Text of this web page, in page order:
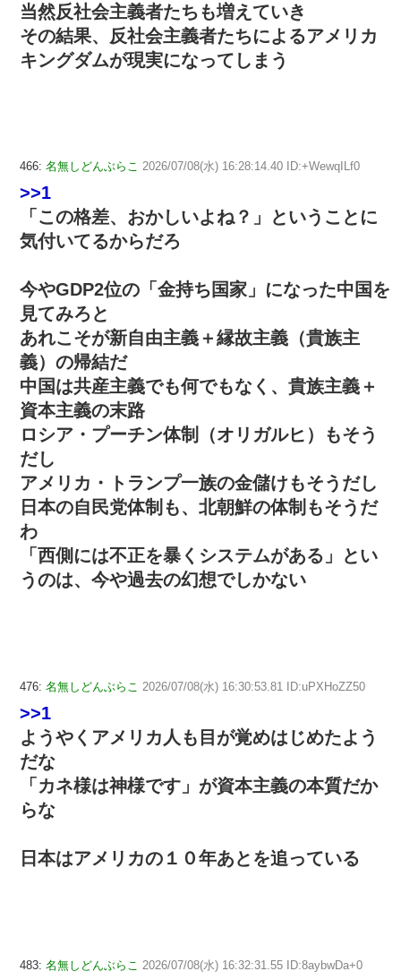
当然反社会主義者たちも増えていき
その結果、反社会主義者たちによるアメリカ
キングダムが現実になってしまう
466: 名無しどんぶらこ 2026/07/08(水) 16:28:14.40 ID:+WewqILf0
>>1
「この格差、おかしいよね？」ということに
気付いてるからだろ
今やGDP2位の「金持ち国家」になった中国を
見てみろと
あれこそが新自由主義＋縁故主義（貴族主
義）の帰結だ
中国は共産主義でも何でもなく、貴族主義＋
資本主義の末路
ロシア・プーチン体制（オリガルヒ）もそう
だし
アメリカ・トランプ一族の金儲けもそうだし
日本の自民党体制も、北朝鮮の体制もそうだ
わ
「西側には不正を暴くシステムがある」とい
うのは、今や過去の幻想でしかない
476: 名無しどんぶらこ 2026/07/08(水) 16:30:53.81 ID:uPXHoZZ50
>>1
ようやくアメリカ人も目が覚めはじめたよう
だな
「カネ様は神様です」が資本主義の本質だか
らな
日本はアメリカの１０年あとを追っている
483: 名無しどんぶらこ 2026/07/08(水) 16:32:31.55 ID:8aybwDa+0